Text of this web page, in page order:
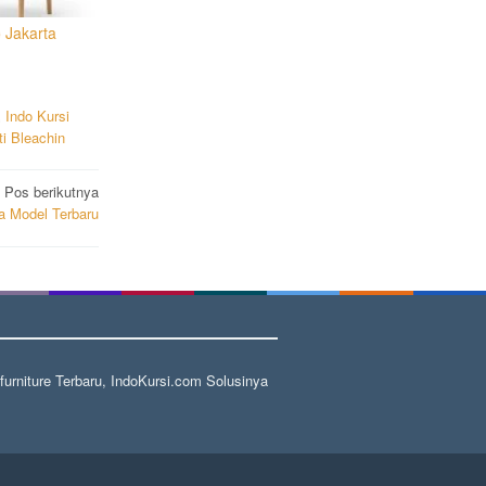
Jakarta
Indo Kursi
Bleachin
Pos berikutnya
Model Terbaru
Terbaru, IndoKursi.com Solusinya